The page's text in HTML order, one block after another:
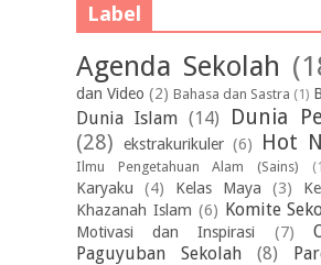
Label
Agenda Sekolah
dan Video (2) Bahasa dan Sastra (1)
Dunia Islam (14)
Dunia
(28)
ekstrakurikuler (6) Hot
Ilmu Pengetahuan Alam (Sains)
Karyaku (4) Kelas Maya (3)
Khazanah Islam (6) Komite
Motivasi dan Inspirasi (7)
Paguyuban Sekolah
(8)